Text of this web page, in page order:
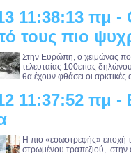
11:38:13 πμ -
τους πιο
Στην Ευρώπη, ο χειμώνας
τελευταίας 100ετίας
θα έχουν φθάσει οι αρκτικές
11:37:52 πμ
Η πιο «εσωστρεφής» εποχή
στρωµένου τραπεζιού,